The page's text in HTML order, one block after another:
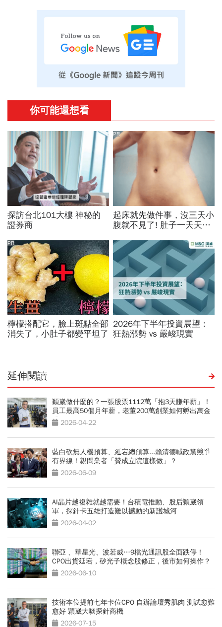
延伸閱讀
穎崴做什麼的？一張股票1112萬「抱3天賺年薪」！
員工最高50個月年薪，老董200萬創業如何孵出萬金
股 2026-04-22
藍白砍無人機預算、延宕總預算...賴清德喊政黨競爭
有界線！親問業者「贊成立院這樣做」？
2026-06-09
AI晶片越複雜就越需要！台積電推動、股后穎崴領
軍，探針卡五雄打造難以撼動的新護城河
2026-04-02
聯亞 、華星光、波若威…9檔光通訊股全面跌停！
CPO出貨延宕，矽光子概念股修正，後市如何操作？
2026-06-10
技術本位提前七年卡位CPO 自辦論壇秀肌肉 測試愈難
愈好 穎崴大啖探針商機
2026-07-15